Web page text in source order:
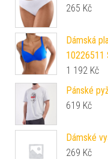
265 Kč
Dámská
10226511
1 192 Kč
Pánské
619 Kč
Dámské
269 Kč